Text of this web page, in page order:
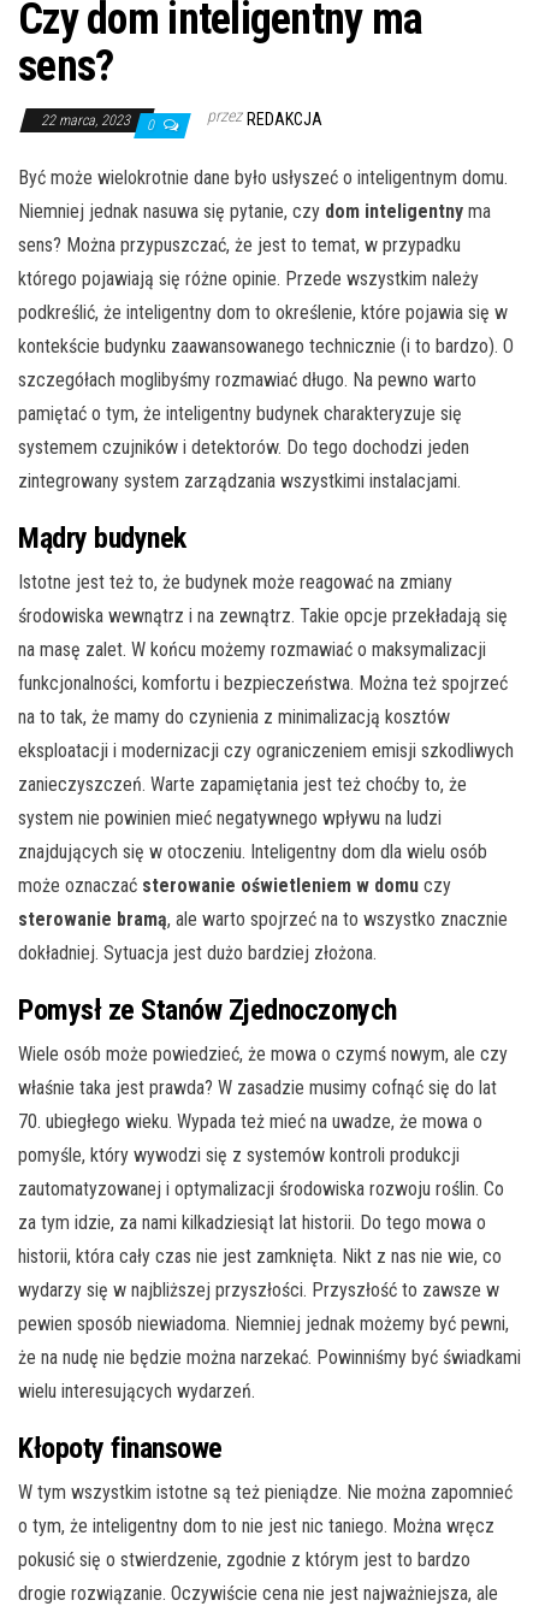
Czy dom inteligentny ma
sens?
22 marca, 2023 0 przez REDAKCJA
Być może wielokrotnie dane było usłyszeć o inteligentnym domu.
Niemniej jednak nasuwa się pytanie, czy dom inteligentny ma
sens? Można przypuszczać, że jest to temat, w przypadku
którego pojawiają się różne opinie. Przede wszystkim należy
podkreślić, że inteligentny dom to określenie, które pojawia się w
kontekście budynku zaawansowanego technicznie (i to bardzo). O
szczegółach moglibyśmy rozmawiać długo. Na pewno warto
pamiętać o tym, że inteligentny budynek charakteryzuje się
systemem czujników i detektorów. Do tego dochodzi jeden
zintegrowany system zarządzania wszystkimi instalacjami.
Mądry budynek
Istotne jest też to, że budynek może reagować na zmiany
środowiska wewnątrz i na zewnątrz. Takie opcje przekładają się
na masę zalet. W końcu możemy rozmawiać o maksymalizacji
funkcjonalności, komfortu i bezpieczeństwa. Można też spojrzeć
na to tak, że mamy do czynienia z minimalizacją kosztów
eksploatacji i modernizacji czy ograniczeniem emisji szkodliwych
zanieczyszczeń. Warte zapamiętania jest też choćby to, że
system nie powinien mieć negatywnego wpływu na ludzi
znajdujących się w otoczeniu. Inteligentny dom dla wielu osób
może oznaczać sterowanie oświetleniem w domu czy
sterowanie bramą, ale warto spojrzeć na to wszystko znacznie
dokładniej. Sytuacja jest dużo bardziej złożona.
Pomysł ze Stanów Zjednoczonych
Wiele osób może powiedzieć, że mowa o czymś nowym, ale czy
właśnie taka jest prawda? W zasadzie musimy cofnąć się do lat
70. ubiegłego wieku. Wypada też mieć na uwadze, że mowa o
pomyśle, który wywodzi się z systemów kontroli produkcji
zautomatyzowanej i optymalizacji środowiska rozwoju roślin. Co
za tym idzie, za nami kilkadziesiąt lat historii. Do tego mowa o
historii, która cały czas nie jest zamknięta. Nikt z nas nie wie, co
wydarzy się w najbliższej przyszłości. Przyszłość to zawsze w
pewien sposób niewiadoma. Niemniej jednak możemy być pewni,
że na nudę nie będzie można narzekać. Powinniśmy być świadkami
wielu interesujących wydarzeń.
Kłopoty finansowe
W tym wszystkim istotne są też pieniądze. Nie można zapomnieć
o tym, że inteligentny dom to nie jest nic taniego. Można wręcz
pokusić się o stwierdzenie, zgodnie z którym jest to bardzo
drogie rozwiązanie. Oczywiście cena nie jest najważniejsza, ale